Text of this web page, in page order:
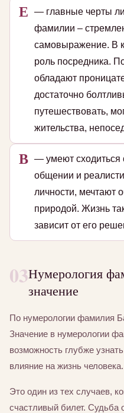
Е
— главные черты
фамилии –
самовыражение. В
роль посредника.
обладают
достаточно
путешествовать,
жительства,
В — умеют сходиться
общении и
личности, мечтают
природой. Жизнь
зависит от его
03Нумерология
значение
По нумерологии фамилия
Значение в нумерологии
возможность глубже
влияние на жизнь человека.
Это один из тех случаев,
счастливый билет. Судьба